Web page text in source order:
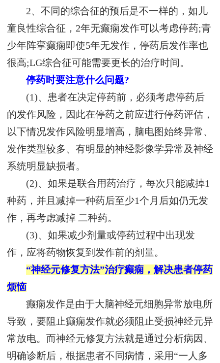
2、不同的综合征的预后是不一样的，如儿
童良性综合征，2年无癫痫发作可以考虑停药;青
少年阵挛癫痫即使5年无发作，停药后发作率也
很高;LG综合征可能需要更长的治疗时间。
停药时要注意什么问题?
(1)、患者在决定停药前，必须考虑停药后
的发作风险，因此在停药之前应进行停药评估，
以下情况发作风险明显增高，脑电图始终异常、
发作类型较多、有明显的神经影像学异常及神经
系统明显缺损者。
(2)、如果是联合用药治疗，每次只能减掉1
种药，并且减掉一种药后至少1个月后如仍无发
作，再考虑减掉 二种药。
(3)、如果减少剂量或停药过程中出现发
作，应将药物恢复到发作前的剂量。
“神经元修复方法”治疗癫痫，解决患者停药
烦恼
癫痫发作是由于大脑神经元细胞异常放电所
导致，要阻止癫痫发作就必须阻止受损神经元异
常放电。而神经元修复方法就是通过分析病因、
明确诊断后，根据患者不同病情，采用“一人多